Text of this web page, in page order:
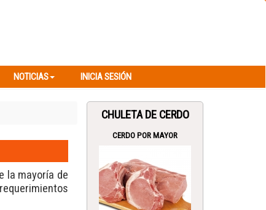
NOTICIAS INICIA SESIÓN
la mayoría de
CHULETA DE CERDO
CERDO POR MAYOR